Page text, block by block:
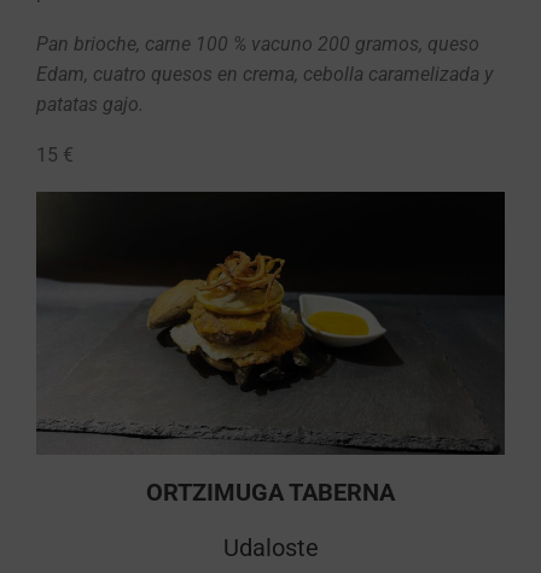
Pan brioche, carne 100 % vacuno 200 gramos, queso
Edam, cuatro quesos en crema, cebolla caramelizada y
patatas gajo.
15 €
ORTZIMUGA TABERNA
Udaloste